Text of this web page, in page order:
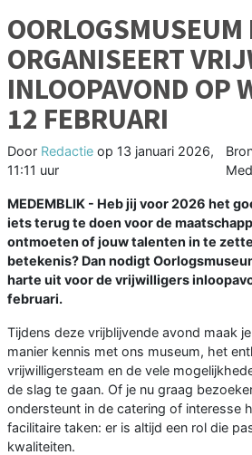
ORGANISEERT
INLOOPAVOND OP
12 FEBRUARI
Door Redactie op 13 januari 2026,
11:11 uur
MEDEMBLIK - Heb jij voor 2026 het
iets terug te doen voor de
ontmoeten of jouw talenten in te
betekenis? Dan nodigt
harte uit voor de vrijwilligers
februari.
Tijdens deze vrijblijvende avond maak
manier kennis met ons museum, het
vrijwilligersteam en de vele
de slag te gaan. Of je nu graag
ondersteunt in de catering of interesse
facilitaire taken: er is altijd een rol die
kwaliteiten.